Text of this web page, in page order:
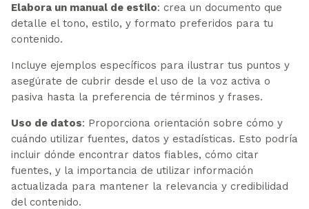
Elabora un manual de estilo: crea un documento que
detalle el tono, estilo, y formato preferidos para tu
contenido.
Incluye ejemplos específicos para ilustrar tus puntos y
asegúrate de cubrir desde el uso de la voz activa o
pasiva hasta la preferencia de términos y frases.
Uso de datos: Proporciona orientación sobre cómo y
cuándo utilizar fuentes, datos y estadísticas. Esto podría
incluir dónde encontrar datos fiables, cómo citar
fuentes, y la importancia de utilizar información
actualizada para mantener la relevancia y credibilidad
del contenido.